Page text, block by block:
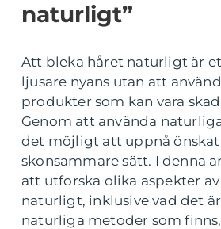
naturligt”
Att bleka håret naturligt är
ljusare nyans utan att
produkter som kan vara
Genom att använda
det möjligt att uppnå
skonsammare sätt. I denna
att utforska olika aspekter
naturligt, inklusive vad det
naturliga metoder som